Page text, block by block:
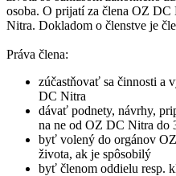
osoba. O prijatí za člena OZ
Nitra. Dokladom o členstve je
Práva člena:
zúčastňovať sa činnosti a
DC Nitra
dávať podnety, návrhy,
na ne od OZ DC Nitra do
byť volený do orgánov
života, ak je spôsobilý
byť členom oddielu resp.